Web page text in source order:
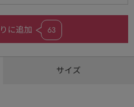
に追加 63
サイズ